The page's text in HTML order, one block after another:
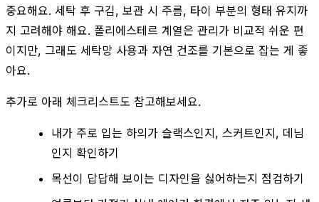
중요해요. 세탁 후 구김, 보관 시 주름, 타이 부분의 형태 유지까
지 고려해야 해요. 폴리에스테르 계열은 관리가 비교적 쉬운 편
이지만, 그래도 세탁망 사용과 자연 건조를 기본으로 잡는 게 좋
아요.
추가로 아래 체크리스트도 참고해보세요.
내가 주로 입는 하의가 슬랙스인지, 스커트인지, 데님
인지 확인하기
목선이 답답해 보이는 디자인을 싫어하는지 점검하기